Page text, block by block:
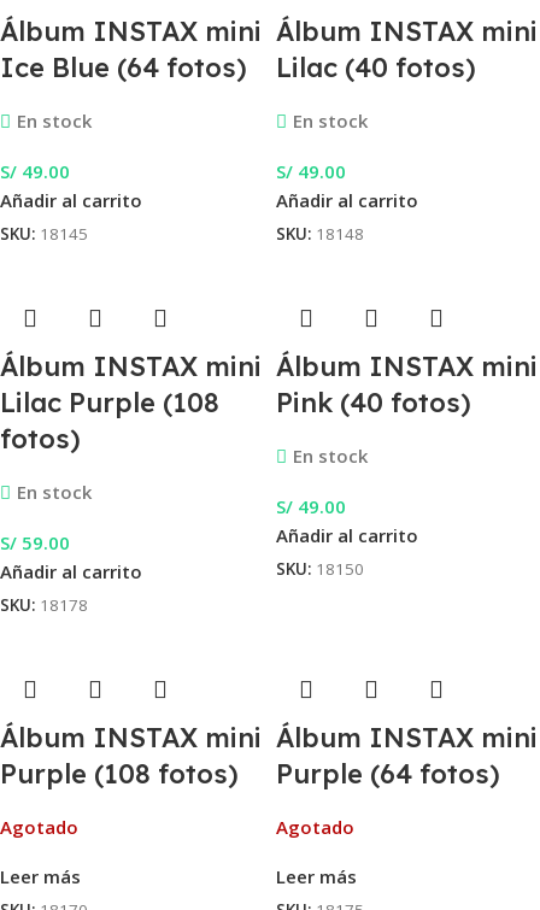
Álbum INSTAX mini
Ice Blue (64 fotos)
En stock
S/ 49.00
Añadir al carrito
SKU: 18145
Álbum INSTAX mini
Lilac (40 fotos)
En stock
S/ 49.00
Añadir al carrito
SKU: 18148
Álbum INSTAX mini
Lilac Purple (108
fotos)
En stock
S/ 59.00
Añadir al carrito
SKU: 18178
Álbum INSTAX mini
Pink (40 fotos)
En stock
S/ 49.00
Añadir al carrito
SKU: 18150
Álbum INSTAX mini
Purple (108 fotos)
Agotado
Leer más
Álbum INSTAX mini
Purple (64 fotos)
Agotado
Leer más